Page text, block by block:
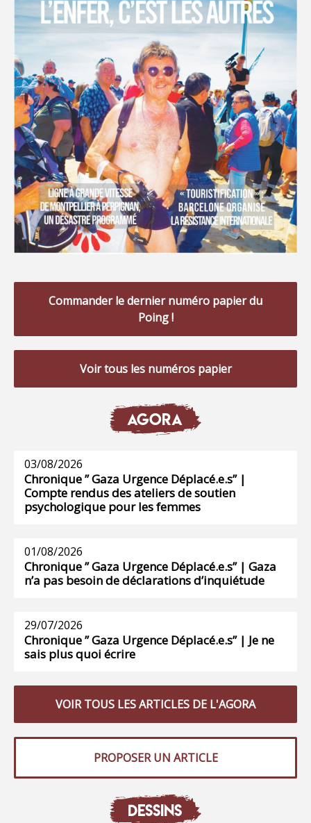
Commander le dernier numéro papier du
Poing !
Voir tous les numéros papier
AGORA
03/08/2026
Chronique ” Gaza Urgence Déplacé.e.s” |
Compte rendus des ateliers de soutien
psychologique pour les femmes
01/08/2026
Chronique ” Gaza Urgence Déplacé.e.s” | Gaza
n’a pas besoin de déclarations d’inquiétude
29/07/2026
Chronique ” Gaza Urgence Déplacé.e.s” | Je ne
sais plus quoi écrire
VOIR TOUS LES ARTICLES DE L'AGORA
PROPOSER UN ARTICLE
DESSINS